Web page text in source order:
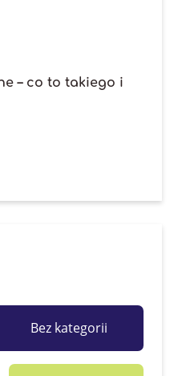
– co to takiego i
Bez kategorii